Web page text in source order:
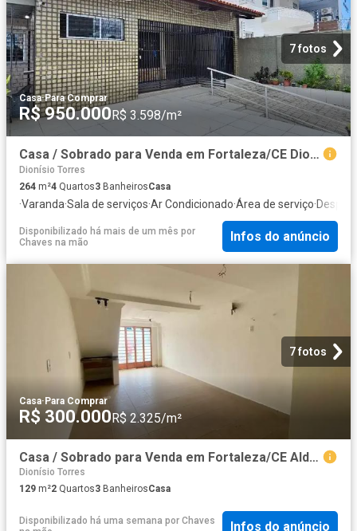
7 fotos
Casa·Para Comprar
R$ 950.000R$ 3.598/m²
Casa / Sobrado para Venda em Fortaleza/CE Dionisio Torres 4 Quartos
Dionísio Torres
264 m²4 Quartos3 BanheirosCasa
·Varanda·Sala de serviços·Ar Condicionado·Área de serviço·
Disponibilizado há mais de um mês por
Chaves na mão
Infos do anúncio
7 fotos
Casa·Para Comprar
R$ 300.000R$ 2.325/m²
Casa / Sobrado para Venda em Fortaleza/CE Aldeota 2 Quartos
Dionísio Torres
129 m²2 Quartos3 BanheirosCasa
Disponibilizado há uma semana por Chaves
Infos do anúncio